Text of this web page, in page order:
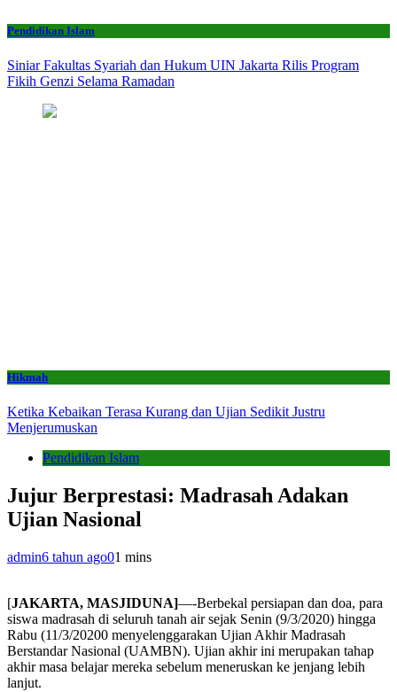
Pendidikan Islam
Siniar Fakultas Syariah dan Hukum UIN Jakarta Rilis Program
Fikih Genzi Selama Ramadan
Hikmah
Ketika Kebaikan Terasa Kurang dan Ujian Sedikit Justru
Menjerumuskan
Pendidikan Islam
Jujur Berprestasi: Madrasah Adakan
Ujian Nasional
admin6 tahun ago01 mins
[JAKARTA, MASJIDUNA]—-Berbekal persiapan dan doa, para
siswa madrasah di seluruh tanah air sejak Senin (9/3/2020) hingga
Rabu (11/3/20200 menyelenggarakan Ujian Akhir Madrasah
Berstandar Nasional (UAMBN). Ujian akhir ini merupakan tahap
akhir masa belajar mereka sebelum meneruskan ke jenjang lebih
lanjut.